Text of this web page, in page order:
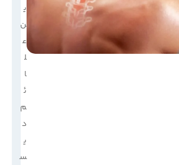
ی
ن
ع
ل
ا
ئ
م
د
ی
س